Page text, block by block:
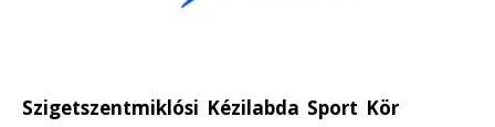
Szigetszentmiklósi Kézilabda Sport Kör